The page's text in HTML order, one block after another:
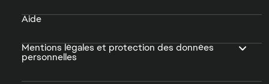
Aide
Mentions légales et protection des données
personnelles